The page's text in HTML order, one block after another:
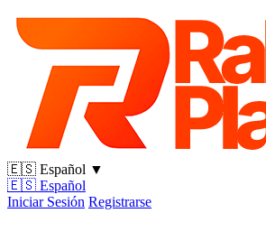
🇪🇸 Español ▼
🇪🇸 Español
Iniciar Sesión Registrarse